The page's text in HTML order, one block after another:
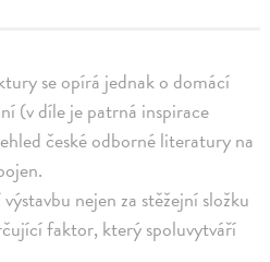
se opírá jednak o domácí
(v díle je patrná inspirace
české odborné literatury na
nejen za stěžejní složku
faktor, který spoluvytváří